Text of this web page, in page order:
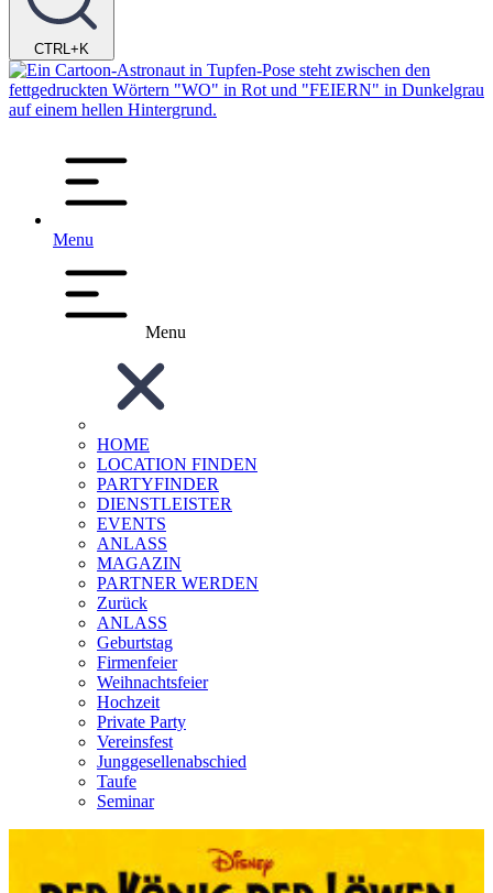
CTRL+K
Menu
Menu
HOME
LOCATION FINDEN
PARTYFINDER
DIENSTLEISTER
EVENTS
ANLASS
MAGAZIN
PARTNER WERDEN
Zurück
ANLASS
Geburtstag
Firmenfeier
Weihnachtsfeier
Hochzeit
Private Party
Vereinsfest
Junggesellenabschied
Taufe
Seminar